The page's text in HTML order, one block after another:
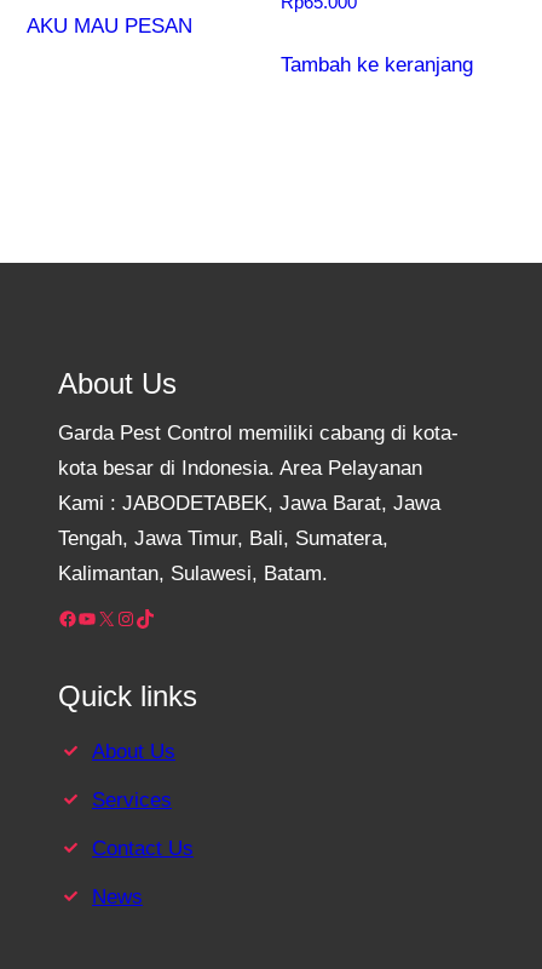
AKU MAU PESAN
Tambah ke keranjang
About Us
Garda Pest Control memiliki cabang di kota-
kota besar di Indonesia. Area Pelayanan
Kami : JABODETABEK, Jawa Barat, Jawa
Tengah, Jawa Timur, Bali, Sumatera,
Kalimantan, Sulawesi, Batam.
Facebook YouTube X Instagram TikTok
Quick links
About Us
Services
Contact Us
News